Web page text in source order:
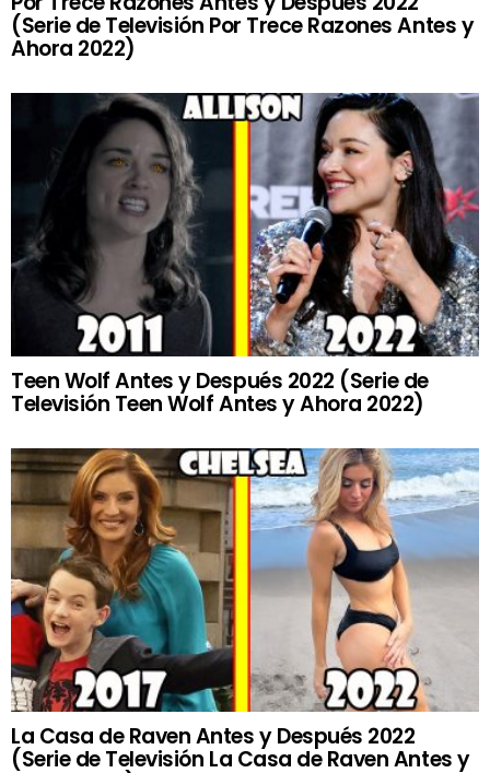
(Serie de Televisión Por Trece Razones Antes y
Ahora 2022)
Teen Wolf Antes y Después 2022 (Serie de
Televisión Teen Wolf Antes y Ahora 2022)
La Casa de Raven Antes y Después 2022
(Serie de Televisión La Casa de Raven Antes y